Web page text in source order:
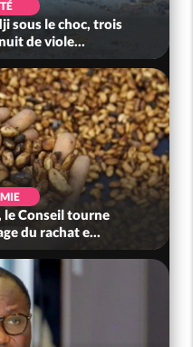
sous le choc, trois
de viole...
le Conseil tourne
du rachat e...